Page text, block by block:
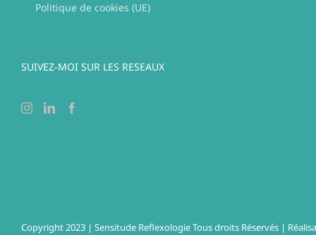
Politique de cookies (UE)
SUIVEZ-MOI SUR LES RESEAUX
Copyright 2023 | Sensitude Reflexologie Tous droits Réservés |